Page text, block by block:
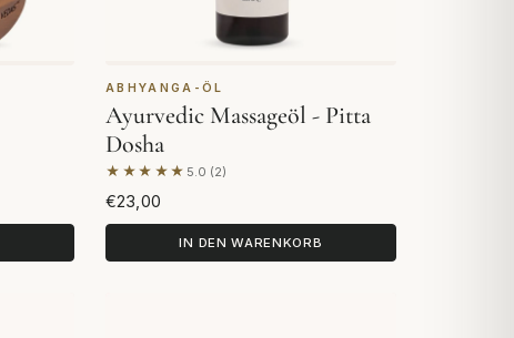
ABHYANGA-ÖL
Ayurvedic Massageöl - Pitta
Dosha
★★★★★ 5.0 (2)
Basierend auf 2 Bewertungen
€23,00
IN DEN WARENKORB